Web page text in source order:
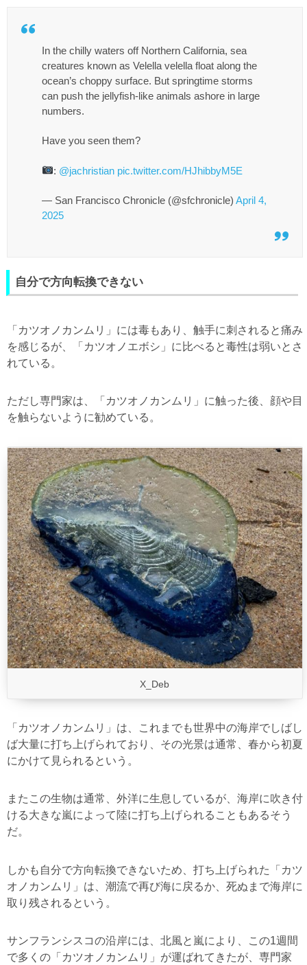
In the chilly waters off Northern California, sea
creatures known as Velella velella float along the
ocean’s choppy surface. But springtime storms
can push the jellyfish-like animals ashore in large
numbers.
Have you seen them?
: @jachristian pic.twitter.com/HJhibbyM5E
— San Francisco Chronicle (@sfchronicle) April 4,
2025
自分で方向転換できない
「カツオノカンムリ」には毒もあり、触手に刺されると痛み
を感じるが、「カツオノエボシ」に比べると毒性は弱いとさ
れている。
ただし専門家は、「カツオノカンムリ」に触った後、顔や目
を触らないように勧めている。
X_Deb
「カツオノカンムリ」は、これまでも世界中の海岸でしばし
ば大量に打ち上げられており、その光景は通常、春から初夏
にかけて見られるという。
またこの生物は通常、外洋に生息しているが、海岸に吹き付
ける大きな嵐によって陸に打ち上げられることもあるそう
だ。
しかも自分で方向転換できないため、打ち上げられた「カツ
オノカンムリ」は、潮流で再び海に戻るか、死ぬまで海岸に
取り残されるという。
サンフランシスコの沿岸には、北風と嵐により、この1週間
で多くの「カツオノカンムリ」が運ばれてきたが、専門家